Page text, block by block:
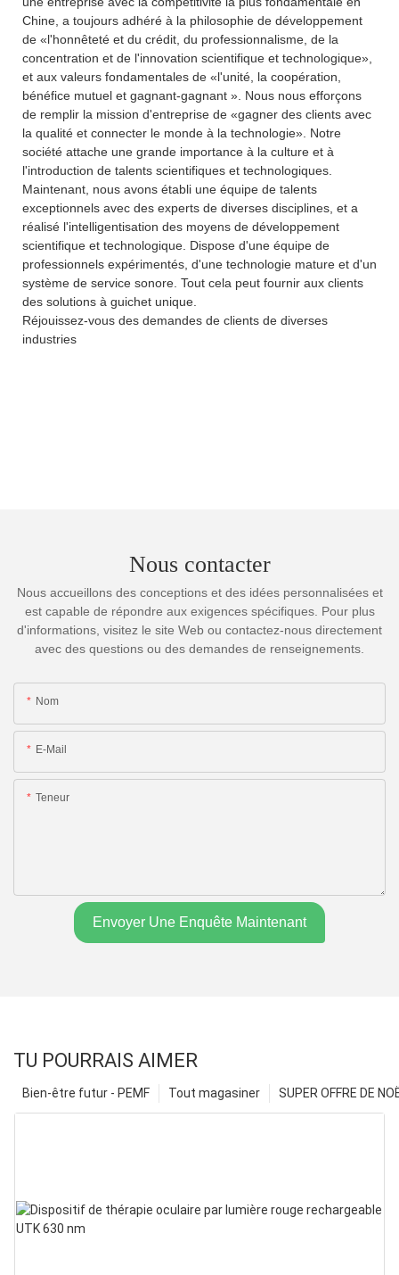
Chine, a toujours adhéré à la philosophie de développement
de «l'honnêteté et du crédit, du professionnalisme, de la
concentration et de l'innovation scientifique et technologique»,
et aux valeurs fondamentales de «l'unité, la coopération,
bénéfice mutuel et gagnant-gagnant ». Nous nous efforçons
de remplir la mission d'entreprise de «gagner des clients avec
la qualité et connecter le monde à la technologie». Notre
société attache une grande importance à la culture et à
l'introduction de talents scientifiques et technologiques.
Maintenant, nous avons établi une équipe de talents
exceptionnels avec des experts de diverses disciplines, et a
réalisé l'intelligentisation des moyens de développement
scientifique et technologique. Dispose d'une équipe de
professionnels expérimentés, d'une technologie mature et d'un
système de service sonore. Tout cela peut fournir aux clients
des solutions à guichet unique.
Réjouissez-vous des demandes de clients de diverses
industries
Nous contacter
Nous accueillons des conceptions et des idées personnalisées et
est capable de répondre aux exigences spécifiques. Pour plus
d'informations, visitez le site Web ou contactez-nous directement
avec des questions ou des demandes de renseignements.
Nom
E-Mail
Teneur
Envoyer Une Enquête Maintenant
TU POURRAIS AIMER
SUPER OFFRE DE
Tout magasiner
Bien-être futur - PEMF